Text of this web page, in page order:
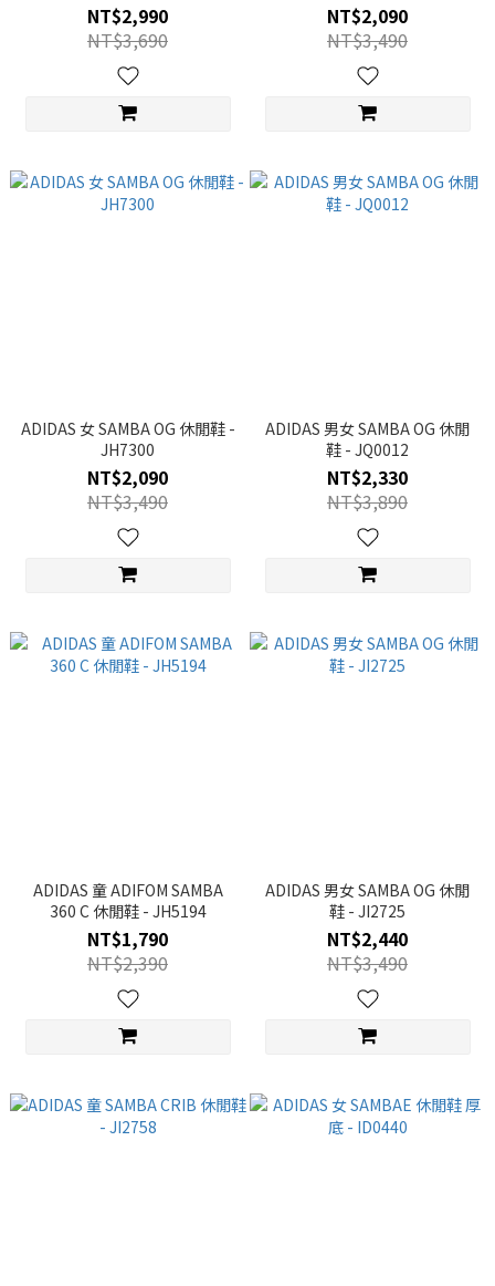
NT$2,990
NT$3,690
NT$2,090
NT$3,490
ADIDAS 女 SAMBA OG 休閒鞋 -
JH7300
NT$2,090
NT$3,490
ADIDAS 男女 SAMBA OG 休閒
鞋 - JQ0012
NT$2,330
NT$3,890
ADIDAS 童 ADIFOM SAMBA
360 C 休閒鞋 - JH5194
NT$1,790
NT$2,390
ADIDAS 男女 SAMBA OG 休閒
鞋 - JI2725
NT$2,440
NT$3,490